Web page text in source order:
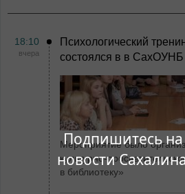
Подпишитесь
новости
18:10
вчера
Психологический
состоялся в в
Мероприятие было
культурно-
в библиотеку»